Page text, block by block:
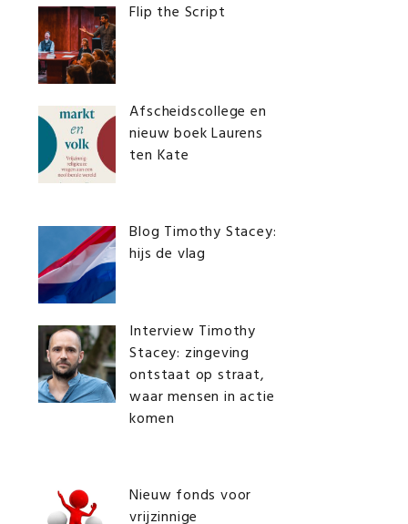
Flip the Script
Afscheidscollege en
nieuw boek Laurens
ten Kate
Blog Timothy Stacey:
hijs de vlag
Interview Timothy
Stacey: zingeving
ontstaat op straat,
waar mensen in actie
komen
Nieuw fonds voor
vrijzinnige